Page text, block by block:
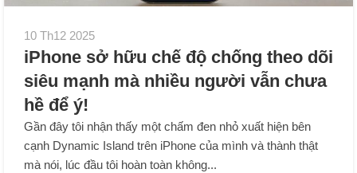
10 Th12 2025
iPhone sở hữu chế độ chống theo dõi
siêu mạnh mà nhiều người vẫn chưa
hề để ý!
Gần đây tôi nhận thấy một chấm đen nhỏ xuất hiện bên
cạnh Dynamic Island trên iPhone của mình và thành thật
mà nói, lúc đầu tôi hoàn toàn không...